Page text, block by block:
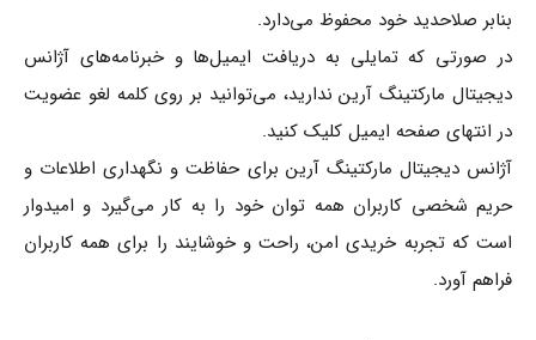
بنابر صلاحدید خود محفوظ می‌دارد.
در صورتی که تمایلی به دریافت ایمیل‌ها و خبرنامه‌های آژانس
دیجیتال مارکتینگ آرین ندارید، می‌توانید بر روی کلمه لغو عضویت
در انتهای صفحه ایمیل کلیک کنید.
آژانس دیجیتال مارکتینگ آرین برای حفاظت و نگهداری اطلاعات و
حریم شخصی کاربران همه توان خود را به کار می‌گیرد و امیدوار
است که تجربه خریدی امن، راحت و خوشایند را برای همه کاربران
فراهم آورد.